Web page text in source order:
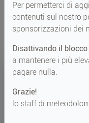
Hundskehl
↑ 17°
Per permetterci di
contenuti sul nostro
sponsorizzazioni dei
Disattivando il
a mantenere i più
pagare nulla.
Grazie!
lo staff di